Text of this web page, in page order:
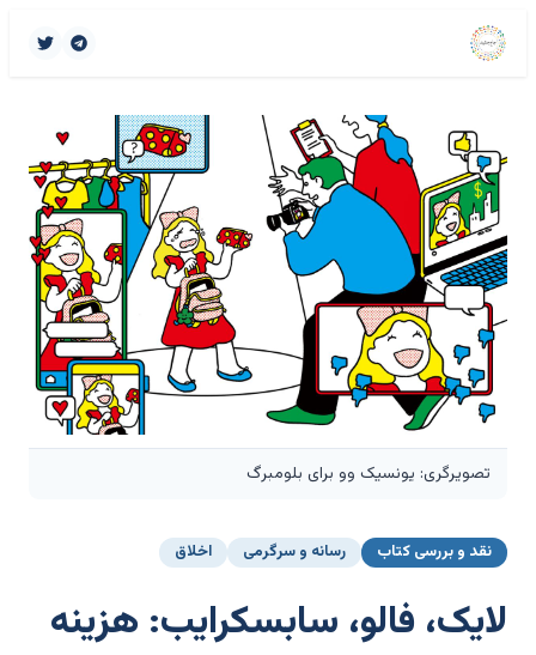
تصویرگری: یونسیک وو برای بلومبرگ
نقد و بررسی کتاب رسانه و سرگرمی اخلاق
لایک، فالو، سابسکرایب: هزینه